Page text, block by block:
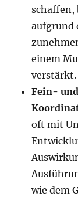
schaffen,
aufgrund
einem
verstärkt.
Fein-
oft mit
wie dem